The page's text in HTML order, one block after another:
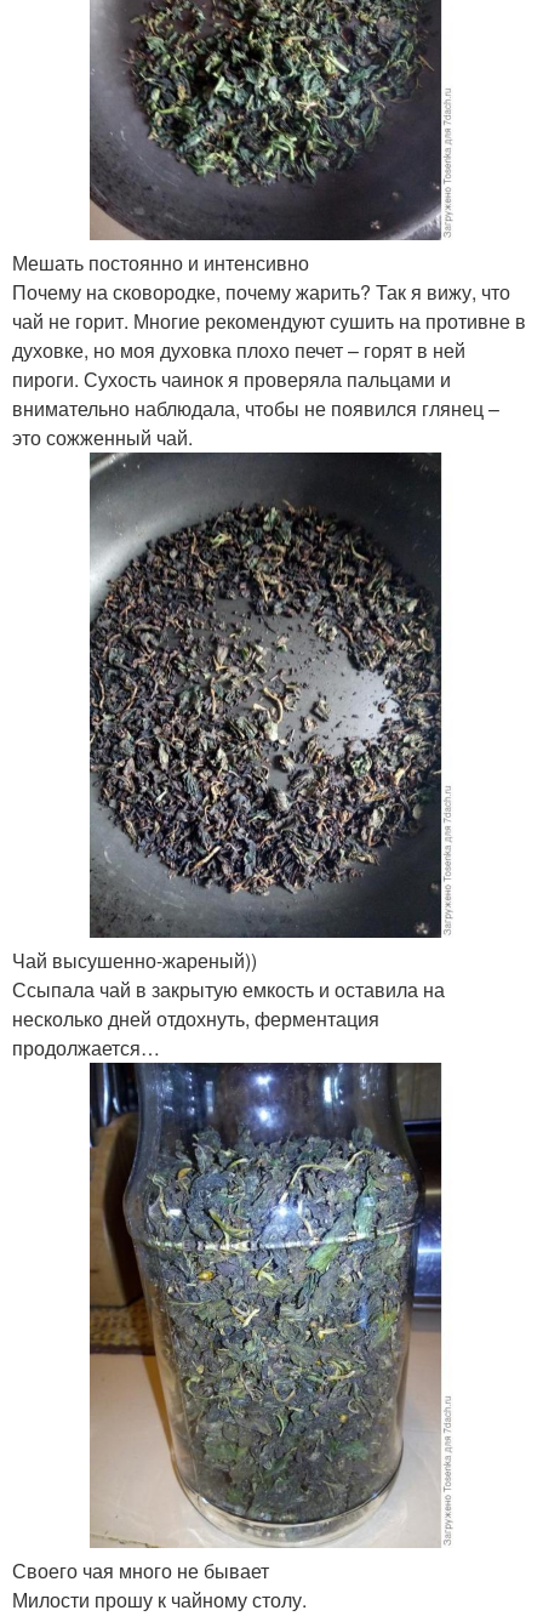
Мешать постоянно и интенсивно
Почему на сковородке, почему жарить? Так я вижу, что
чай не горит. Многие рекомендуют сушить на противне в
духовке, но моя духовка плохо печет – горят в ней
пироги. Сухость чаинок я проверяла пальцами и
внимательно наблюдала, чтобы не появился глянец –
это сожженный чай.
Чай высушенно-жареный))
Ссыпала чай в закрытую емкость и оставила на
несколько дней отдохнуть, ферментация
продолжается…
Своего чая много не бывает
Милости прошу к чайному столу.